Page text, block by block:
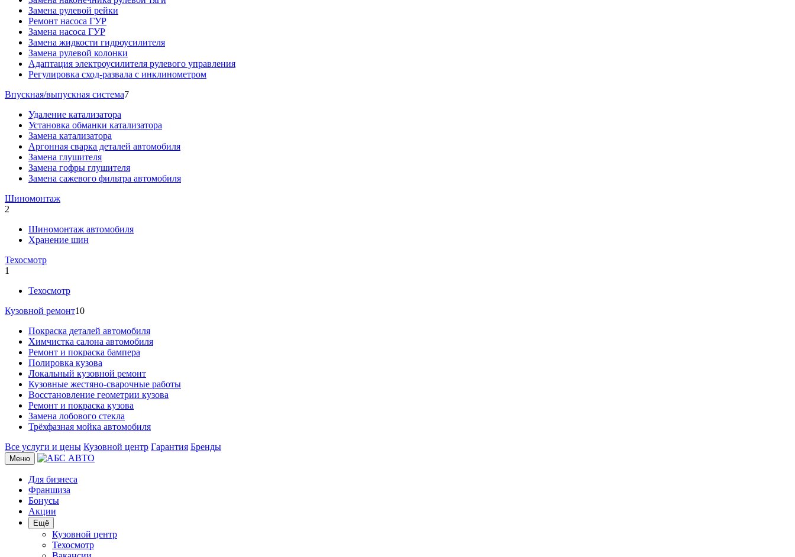
Замена рулевой рейки
Ремонт насоса ГУР
Замена насоса ГУР
Замена жидкости гидроусилителя
Замена рулевой колонки
Адаптация электроусилителя рулевого управления
Регулировка сход-развала с инклинометром
Впускная/выпускная система7
Удаление катализатора
Установка обманки катализатора
Замена катализатора
Аргонная сварка деталей автомобиля
Замена глушителя
Замена гофры глушителя
Замена сажевого фильтра автомобиля
Шиномонтаж
2
Шиномонтаж автомобиля
Хранение шин
Техосмотр
1
Техосмотр
Кузовной ремонт10
Покраска деталей автомобиля
Химчистка салона автомобиля
Ремонт и покраска бампера
Полировка кузова
Локальный кузовной ремонт
Кузовные жестяно-сварочные работы
Восстановление геометрии кузова
Ремонт и покраска кузова
Замена лобового стекла
Трёхфазная мойка автомобиля
Все услуги и цены Кузовной центр Гарантия Бренды
Меню
Для бизнеса
Франшиза
Бонусы
Акции
Ещё
Кузовной центр
Техосмотр